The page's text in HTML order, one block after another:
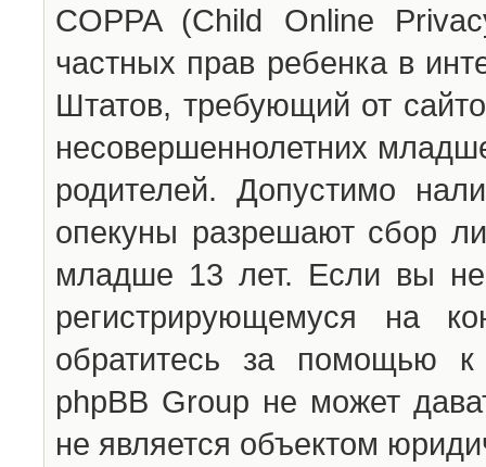
COPPA (Child Online
частных прав ребенка в
Штатов, требующий от
несовершеннолетних
родителей. Допустимо
опекуны разрешают сбор
младше 13 лет. Если вы
регистрирующемуся на
обратитесь за помощью к
phpBB Group не может
не является объектом